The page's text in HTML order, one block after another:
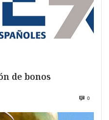
de bonos
0